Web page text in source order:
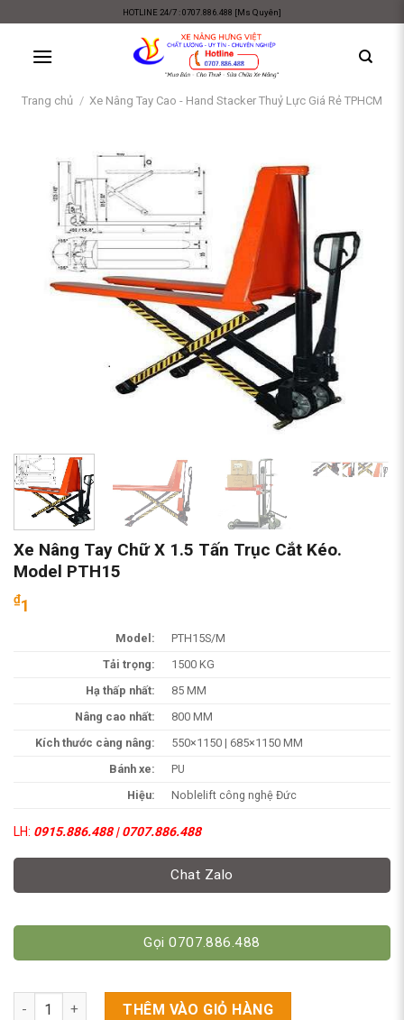
content
HOTLINE 24/7 : 0707.886.488 [Ms Quyên]
Trang chủ / Xe Nâng Tay Cao - Hand Stacker Thuỷ Lực Giá Rẻ TPHCM
Xe Nâng Tay Chữ X 1.5 Tấn Trục Cắt Kéo.
Model PTH15
₫1
Model:
PTH15S/M
Tải trọng:
1500 KG
Hạ thấp nhất:
85 MM
Nâng cao nhất:
800 MM
Kích thước càng nâng:
550×1150 | 685×1150 MM
Bánh xe:
PU
Hiệu:
Noblelift công nghệ Đức
LH: 0915.886.488 | 0707.886.488
Chat Zalo
Gọi 0707.886.488
Xe Nâng Tay Chữ X 1.5 Tấn Trục Cắt Kéo. Model PTH15 số
THÊM VÀO GIỎ HÀNG